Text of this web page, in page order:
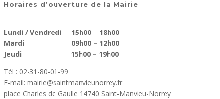
Horaires d’ouverture de la Mairie
Lundi / Vendredi 15h00 – 18h00
Mardi 09h00 – 12h00
Jeudi 15h00 – 19h00
Tél : 02-31-80-01-99
E-mail: mairie@saintmanvieunorrey.fr
place Charles de Gaulle 14740 Saint-Manvieu-Norrey